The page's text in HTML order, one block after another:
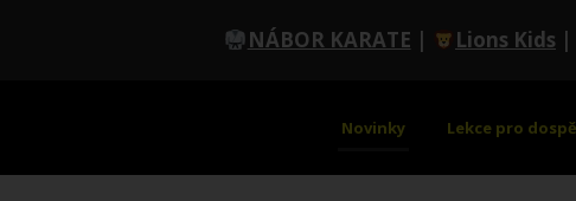
NÁBOR KARATE | Lions Kids |
Novinky Lekce pro